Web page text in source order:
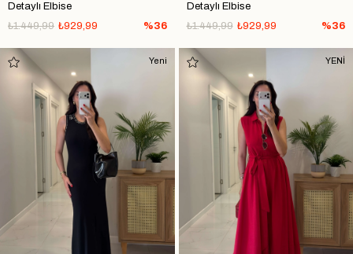
Detaylı Elbise
₺929,99
₺1.449,99 %36
Detaylı Elbise
₺929,99
₺1.449,99 %36
Yeni YENİ